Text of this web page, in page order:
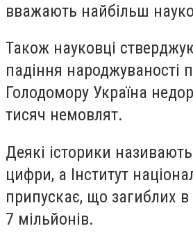
вважають найбільш
Також науковці
падіння народжуваності
Голодомору Україна
тисяч немовлят.
Деякі історики
цифри, а Інститут
припускає, що загиблих в
7 мільйонів.